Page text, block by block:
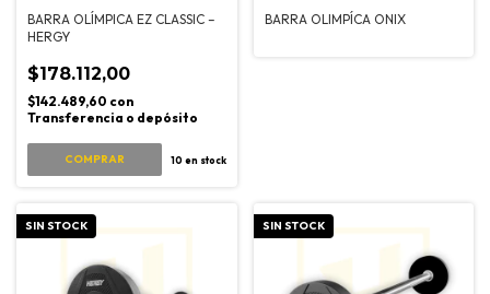
BARRA OLÍMPICA EZ CLASSIC –
HERGY
$178.112,00
$142.489,60 con
Transferencia o depósito
COMPRAR 10 en stock
BARRA OLIMPÍCA ONIX
SIN STOCK SIN STOCK